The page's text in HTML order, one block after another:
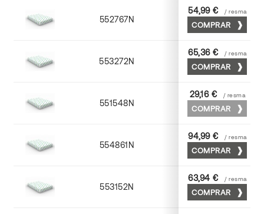
552767N 65 x 90
54,99 € / resma
COMPRAR
553272N 70 x 100
65,36 € / resma
COMPRAR
551548N 45 x 64
29,16 € / resma
COMPRAR
554861N 63 x 88
94,99 € / resma
COMPRAR
553152N 52 x 70
63,94 € / resma
COMPRAR